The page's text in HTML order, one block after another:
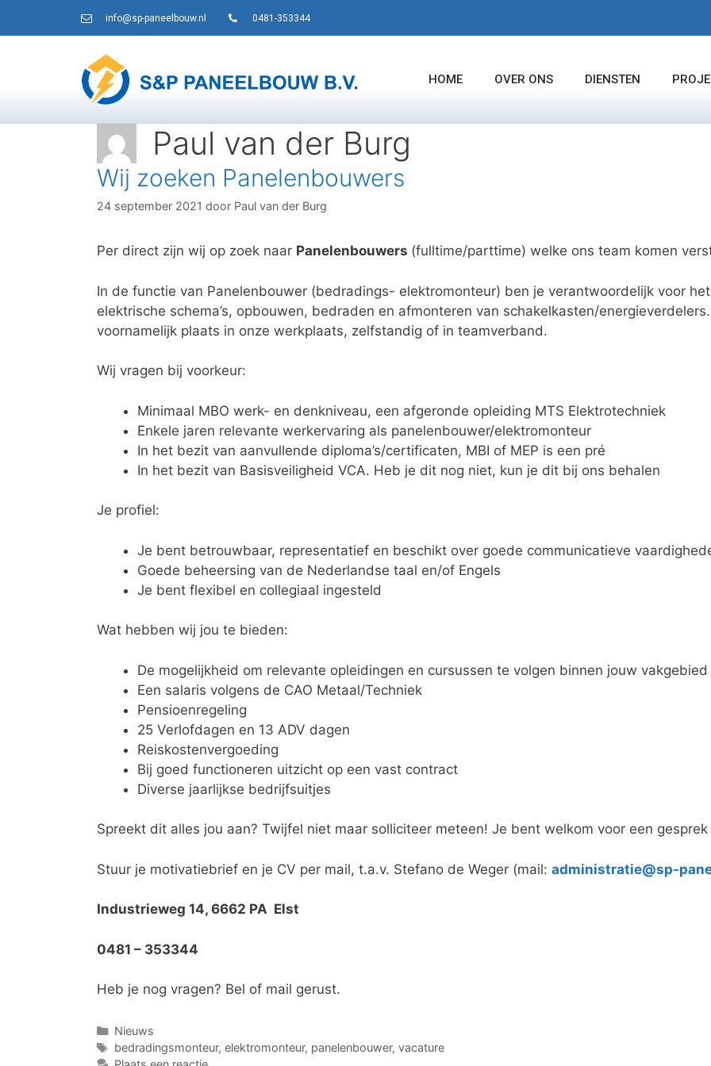
info@sp-paneelbouw.nl 0481-353344
HOME OVER ONS DIENSTEN
Paul van der Burg
Wij zoeken Panelenbouwers
24 september 2021 door Paul van der Burg
Per direct zijn wij op zoek naar Panelenbouwers (fulltime/parttime) welke ons team komen
In de functie van Panelenbouwer (bedradings- elektromonteur) ben je verantwoordelijk voor
elektrische schema’s, opbouwen, bedraden en afmonteren van schakelkasten/
voornamelijk plaats in onze werkplaats, zelfstandig of in teamverband.
Wij vragen bij voorkeur:
Minimaal MBO werk- en denkniveau, een afgeronde opleiding MTS Elektrotechniek
Enkele jaren relevante werkervaring als panelenbouwer/elektromonteur
In het bezit van aanvullende diploma’s/certificaten, MBI of MEP is een pré
In het bezit van Basisveiligheid VCA. Heb je dit nog niet, kun je dit bij ons behalen
Je profiel:
Je bent betrouwbaar, representatief en beschikt over goede communicatieve
Goede beheersing van de Nederlandse taal en/of Engels
Je bent flexibel en collegiaal ingesteld
Wat hebben wij jou te bieden:
De mogelijkheid om relevante opleidingen en cursussen te volgen binnen jouw vakgebied
Een salaris volgens de CAO Metaal/Techniek
Pensioenregeling
25 Verlofdagen en 13 ADV dagen
Reiskostenvergoeding
Bij goed functioneren uitzicht op een vast contract
Diverse jaarlijkse bedrijfsuitjes
Spreekt dit alles jou aan? Twijfel niet maar solliciteer meteen! Je bent welkom voor een
Stuur je motivatiebrief en je CV per mail, t.a.v. Stefano de Weger (mail: administratie@sp-
Industrieweg 14, 6662 PA Elst
0481 – 353344
Heb je nog vragen? Bel of mail gerust.
Nieuws
bedradingsmonteur, elektromonteur, panelenbouwer, vacature